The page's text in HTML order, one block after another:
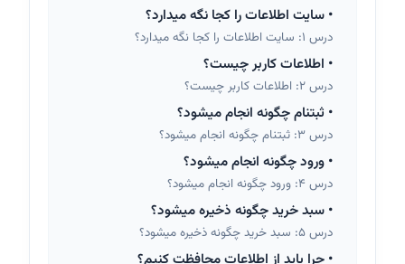
• سایت اطلاعات را کجا نگه میدارد؟
درس 1: سایت اطلاعات را کجا نگه میدارد؟
• اطلاعات کاربر چیست؟
درس 2: اطلاعات کاربر چیست؟
• ثبتنام چگونه انجام میشود؟
درس 3: ثبتنام چگونه انجام میشود؟
• ورود چگونه انجام میشود؟
درس 4: ورود چگونه انجام میشود؟
• سبد خرید چگونه ذخیره میشود؟
درس 5: سبد خرید چگونه ذخیره میشود؟
• چرا باید از اطلاعات محافظت کنیم؟